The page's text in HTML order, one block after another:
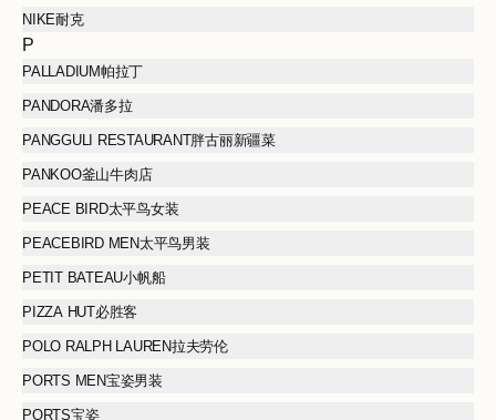
NIKE耐克
P
PALLADIUM帕拉丁
PANDORA潘多拉
PANGGULI RESTAURANT胖古丽新疆菜
PANKOO釜山牛肉店
PEACE BIRD太平鸟女装
PEACEBIRD MEN太平鸟男装
PETIT BATEAU小帆船
PIZZA HUT必胜客
POLO RALPH LAUREN拉夫劳伦
PORTS MEN宝姿男装
PORTS宝姿